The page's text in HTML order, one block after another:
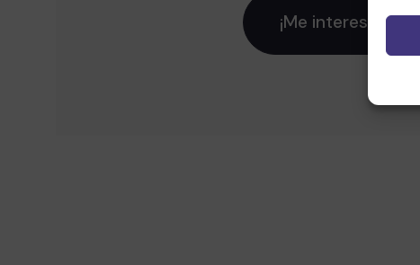
¡Me interesa!